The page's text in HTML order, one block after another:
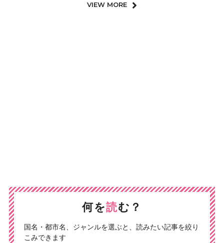
VIEW MORE
何を読む？
国名・都市名、ジャンルを選ぶと、読みたい記事を絞り
こみできます